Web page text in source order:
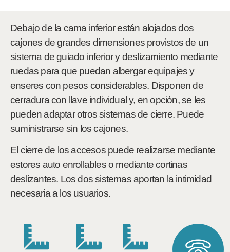
Debajo de la cama inferior están alojados dos
cajones de grandes dimensiones provistos de un
sistema de guiado inferior y deslizamiento mediante
ruedas para que puedan albergar equipajes y
enseres con pesos considerables. Disponen de
cerradura con llave individual y, en opción, se les
pueden adaptar otros sistemas de cierre. Puede
suministrarse sin los cajones.
El cierre de los accesos puede realizarse mediante
estores auto enrollables o mediante cortinas
deslizantes. Los dos sistemas aportan la intimidad
necesaria a los usuarios.